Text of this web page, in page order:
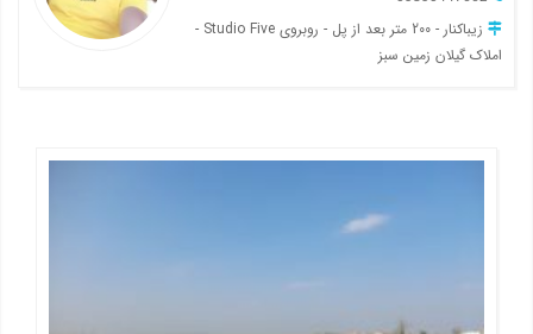
زیباکنار - 200 متر بعد از پل - روبروی Studio Five -
املاک گیلان زمین سبز